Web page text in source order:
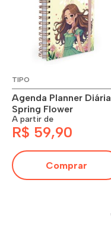
TIPO
Agenda Planner Diária
Spring Flower
A partir de
R$ 59,90
Comprar